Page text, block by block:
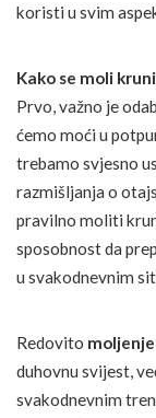
koristi u svim
Kako se moli
Prvo, važno je
ćemo moći u
trebamo svjesno
razmišljanja o
pravilno moliti
sposobnost da
u svakodnevnim
Redovito
duhovnu svijest,
svakodnevnim